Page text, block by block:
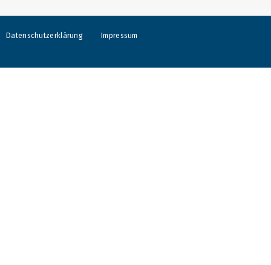
Datenschutzerklärung Impressum